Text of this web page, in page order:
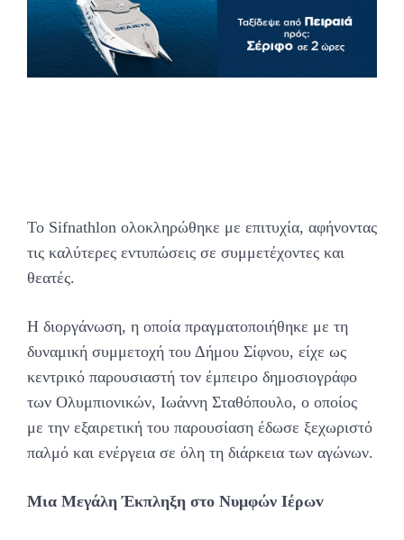
Το Sifnathlon ολοκληρώθηκε με επιτυχία, αφήνοντας
τις καλύτερες εντυπώσεις σε συμμετέχοντες και
θεατές.
Η διοργάνωση, η οποία πραγματοποιήθηκε με τη
δυναμική συμμετοχή του Δήμου Σίφνου, είχε ως
κεντρικό παρουσιαστή τον έμπειρο δημοσιογράφο
των Ολυμπιονικών, Ιωάννη Σταθόπουλο, ο οποίος
με την εξαιρετική του παρουσίαση έδωσε ξεχωριστό
παλμό και ενέργεια σε όλη τη διάρκεια των αγώνων.
Μια Μεγάλη Έκπληξη στο Νυμφών Ιέρωv